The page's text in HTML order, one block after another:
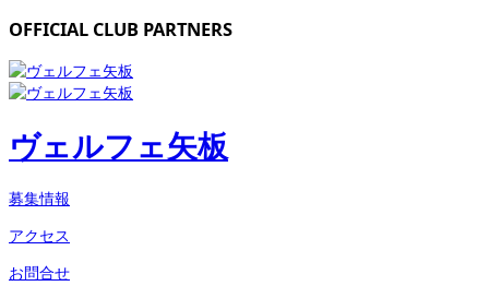
OFFICIAL CLUB PARTNERS
ヴェルフェ矢板
募集情報
アクセス
お問合せ